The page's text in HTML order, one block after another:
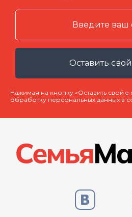
Оставить свой
Нажимая на кнопку «Оставить свой
обработку персональных данных в